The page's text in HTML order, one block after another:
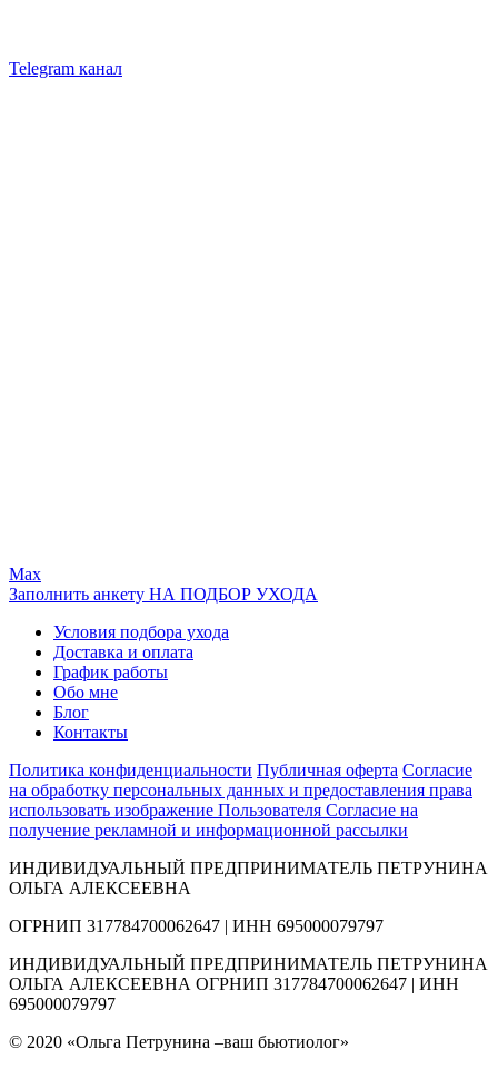
Telegram канал
Max
Заполнить анкету НА ПОДБОР УХОДА
Условия подбора ухода
Доставка и оплата
График работы
Обо мне
Блог
Контакты
Политика конфиденциальности Публичная оферта Согласие
на обработку персональных данных и предоставления права
использовать изображение Пользователя Согласие на
получение рекламной и информационной рассылки
ИНДИВИДУАЛЬНЫЙ ПРЕДПРИНИМАТЕЛЬ ПЕТРУНИНА
ОЛЬГА АЛЕКСЕЕВНА
ОГРНИП 317784700062647 | ИНН 695000079797
ИНДИВИДУАЛЬНЫЙ ПРЕДПРИНИМАТЕЛЬ ПЕТРУНИНА
ОЛЬГА АЛЕКСЕЕВНА ОГРНИП 317784700062647 | ИНН
695000079797
© 2020 «Ольга Петрунина –ваш бьютиолог»